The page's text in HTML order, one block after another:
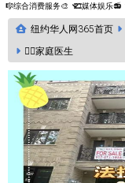
🎼综合消费服务🎨 🎞️媒体娱乐📻
纽约华人网365首页
👨‍⚕️家庭医生